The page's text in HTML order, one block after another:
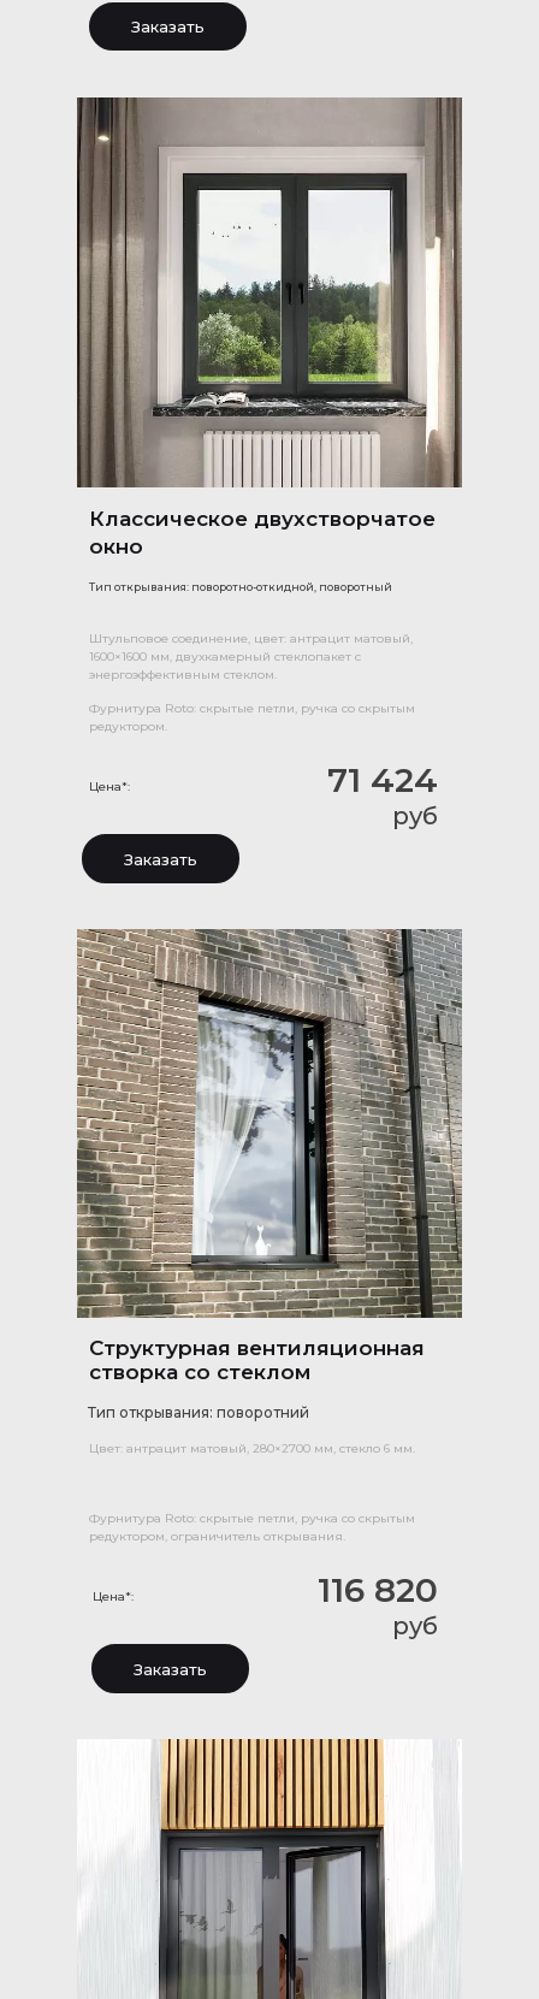
Заказать
Классическое двухстворчатое
окно
Тип открывания: поворотно-откидной, поворотный
Цена*: 71 424
руб
Заказать
руб
Цена*: 116 820
Структурная вентиляционная
створка со стеклом
Тип открывания: поворотний
Цвет: антрацит матовый, 280×2700 мм, стекло 6 мм.
Фурнитура Roto: скрытые петли, ручка со скрытым
редуктором, ограничитель открывания.
Заказать
Штульповое соединение, цвет: антрацит матовый,
1600×1600 мм, двухкамерный стеклопакет с
энергоэффективным стеклом.
Фурнитура Roto: скрытые петли, ручка со скрытым
редуктором.